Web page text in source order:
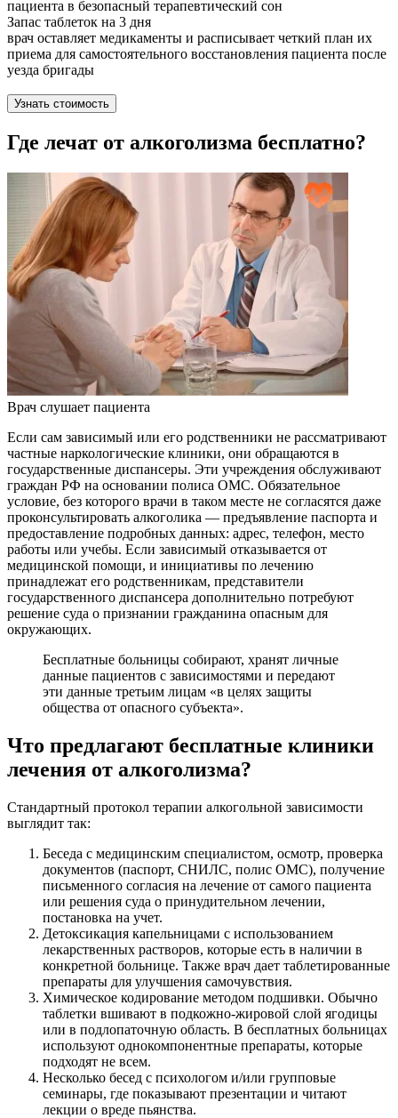
пациента в безопасный терапевтический сон
Запас таблеток на 3 дня
врач оставляет медикаменты и расписывает четкий план их
приема для самостоятельного восстановления пациента после
уезда бригады
Узнать стоимость
Где лечат от алкоголизма бесплатно?
Врач слушает пациента
Если сам зависимый или его родственники не рассматривают
частные наркологические клиники, они обращаются в
государственные диспансеры. Эти учреждения обслуживают
граждан РФ на основании полиса ОМС. Обязательное
условие, без которого врачи в таком месте не согласятся даже
проконсультировать алкоголика — предъявление паспорта и
предоставление подробных данных: адрес, телефон, место
работы или учебы. Если зависимый отказывается от
медицинской помощи, и инициативы по лечению
принадлежат его родственникам, представители
государственного диспансера дополнительно потребуют
решение суда о признании гражданина опасным для
окружающих.
Бесплатные больницы собирают, хранят личные
данные пациентов с зависимостями и передают
эти данные третьим лицам «в целях защиты
общества от опасного субъекта».
Что предлагают бесплатные клиники
лечения от алкоголизма?
Стандартный протокол терапии алкогольной зависимости
выглядит так:
Беседа с медицинским специалистом, осмотр, проверка
документов (паспорт, СНИЛС, полис ОМС), получение
письменного согласия на лечение от самого пациента
или решения суда о принудительном лечении,
постановка на учет.
Детоксикация капельницами с использованием
лекарственных растворов, которые есть в наличии в
конкретной больнице. Также врач дает таблетированные
препараты для улучшения самочувствия.
Химическое кодирование методом подшивки. Обычно
таблетки вшивают в подкожно-жировой слой ягодицы
или в подлопаточную область. В бесплатных больницах
используют однокомпонентные препараты, которые
подходят не всем.
Несколько бесед с психологом и/или групповые
семинары, где показывают презентации и читают
лекции о вреде пьянства.